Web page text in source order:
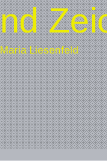
Maria Liesenfeld